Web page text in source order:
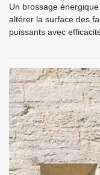
Un brossage
altérer la surface des
puissants avec